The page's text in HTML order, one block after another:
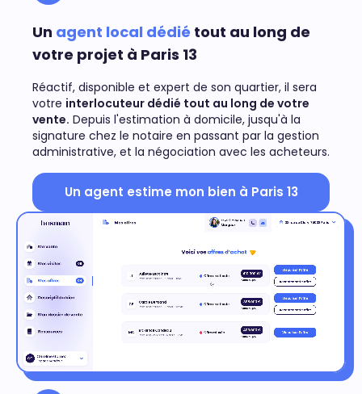
Un agent local dédié tout au long de
votre projet à Paris 13
Réactif, disponible et expert de son quartier, il sera
votre interlocuteur dédié tout au long de votre
vente. Depuis l'estimation à domicile, jusqu'à la
signature chez le notaire en passant par la gestion
administrative, et la négociation avec les acheteurs.
Un agent estime mon bien à Paris 13